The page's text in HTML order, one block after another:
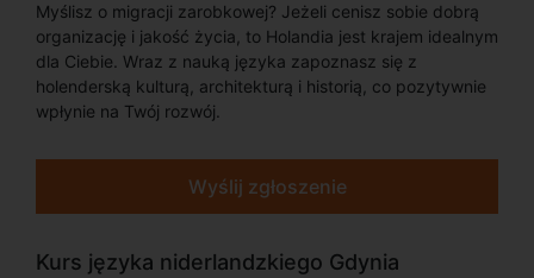
Myślisz o migracji zarobkowej? Jeżeli cenisz sobie dobrą
organizację i jakość życia, to Holandia jest krajem idealnym
dla Ciebie. Wraz z nauką języka zapoznasz się z
holenderską kulturą, architekturą i historią, co pozytywnie
wpłynie na Twój rozwój.
Wyślij zgłoszenie
Kurs języka niderlandzkiego Gdynia